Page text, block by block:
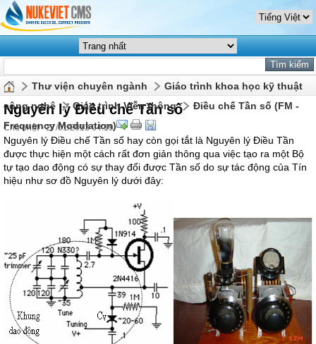
Thư viện chuyên ngành
Giáo trình khoa học kỹ thuật
công nghệ
Giáo trình Viễn thông
Điều chế Tần số (FM -
Frequency Modulation)
Nguyên lý Điều chế Tần số
Chủ nhật - 27/01/2013 04:19
Nguyên lý Điều chế Tần số hay còn gọi tắt là Nguyên lý Điều Tần
được thực hiện một cách rất đơn giản thông qua việc tạo ra một Bộ
tự tạo dao động có sự thay đổi được Tần số do sự tác động của Tín
hiệu như sơ đồ Nguyên lý dưới đây: